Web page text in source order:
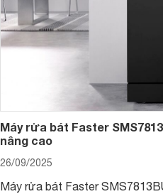
3. An toàn cho người sử
Những chiếc máy làm rau
an toàn cho sức khỏe. Máy
4. Độ bền cao
một thời gian sử dụng thì
Máy rửa bát Faster
nâng cao
26/09/2025
Máy rửa bát Faster